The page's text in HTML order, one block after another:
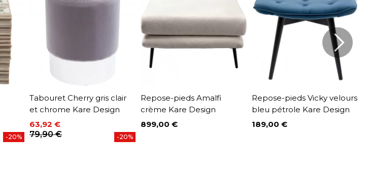
-20%
Tabouret Cherry gris clair
et chrome Kare Design
Prix
63,92 €
Prix de base
79,90 € -20%
Repose-pieds Amalfi
crème Kare Design
Prix
899,00 €
Repose-pieds Vicky velours
bleu pétrole Kare Design
Prix
189,00 €